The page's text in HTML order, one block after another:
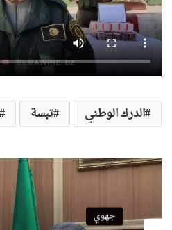
الدرك الوطني تبسة
جهوي